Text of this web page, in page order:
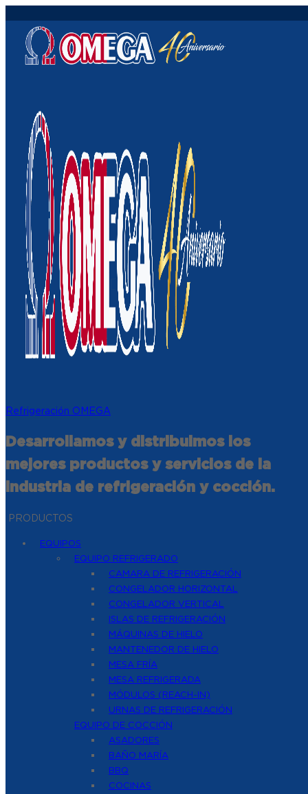
Refrigeración OMEGA
Desarrollamos y distribuimos los
mejores productos y servicios de la
industria de refrigeración y cocción.
PRODUCTOS
EQUIPOS
EQUIPO REFRIGERADO
CAMARA DE REFRIGERACIÓN
CONGELADOR HORIZONTAL
CONGELADOR VERTICAL
ISLAS DE REFRIGERACIÓN
MÁQUINAS DE HIELO
MANTENEDOR DE HIELO
MESA FRÍA
MESA REFRIGERADA
MÓDULOS (REACH-IN)
URNAS DE REFRIGERACIÓN
EQUIPO DE COCCIÓN
ASADORES
BAÑO MARÍA
BBQ
COCINAS